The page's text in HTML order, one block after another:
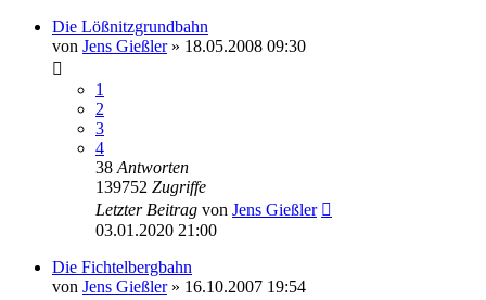
Die Lößnitzgrundbahn
von Jens Gießler» 18.05.2008 09:30
1
2
3
4
38 Antworten
139752 Zugriffe
Letzter Beitrag von Jens Gießler
03.01.2020 21:00
Die Fichtelbergbahn
von Jens Gießler» 16.10.2007 19:54